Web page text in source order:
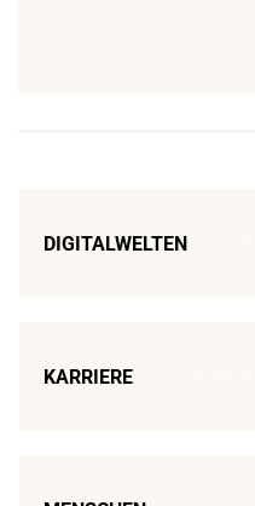
DIGITALWELTEN
KARRIERE